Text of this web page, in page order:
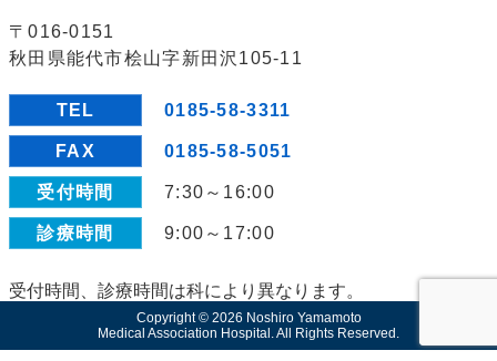
〒016-0151
秋田県能代市桧山字新田沢105-11
TEL 0185-58-3311
FAX 0185-58-5051
受付時間 7:30～16:00
診療時間 9:00～17:00
受付時間、診療時間は科により異なります。
Copyright © 2026 Noshiro Yamamoto
Medical Association Hospital. All Rights Reserved.